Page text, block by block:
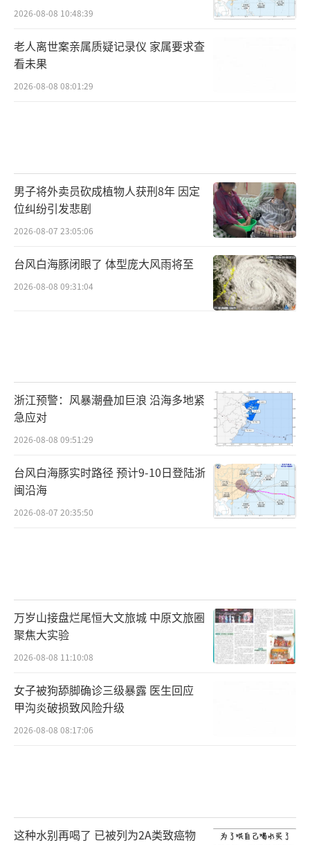
2026-08-08 10:48:39
老人离世案亲属质疑记录仪 家属要求查
看未果
2026-08-08 08:01:29
男子将外卖员砍成植物人获刑8年 因定
位纠纷引发悲剧
2026-08-07 23:05:06
台风白海豚闭眼了 体型庞大风雨将至
2026-08-08 09:31:04
浙江预警：风暴潮叠加巨浪 沿海多地紧
急应对
2026-08-08 09:51:29
台风白海豚实时路径 预计9-10日登陆浙
闽沿海
2026-08-07 20:35:50
万岁山接盘烂尾恒大文旅城 中原文旅圈
聚焦大实验
2026-08-08 11:10:08
女子被狗舔脚确诊三级暴露 医生回应
甲沟炎破损致风险升级
2026-08-08 08:17:06
这种水别再喝了 已被列为2A类致癌物